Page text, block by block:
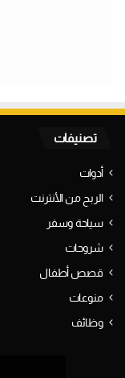
تصنيفات
أدوات
الربح من الأنترنت
سياحة وسفر
شروحات
قصص أطفال
منوعات
وظائف